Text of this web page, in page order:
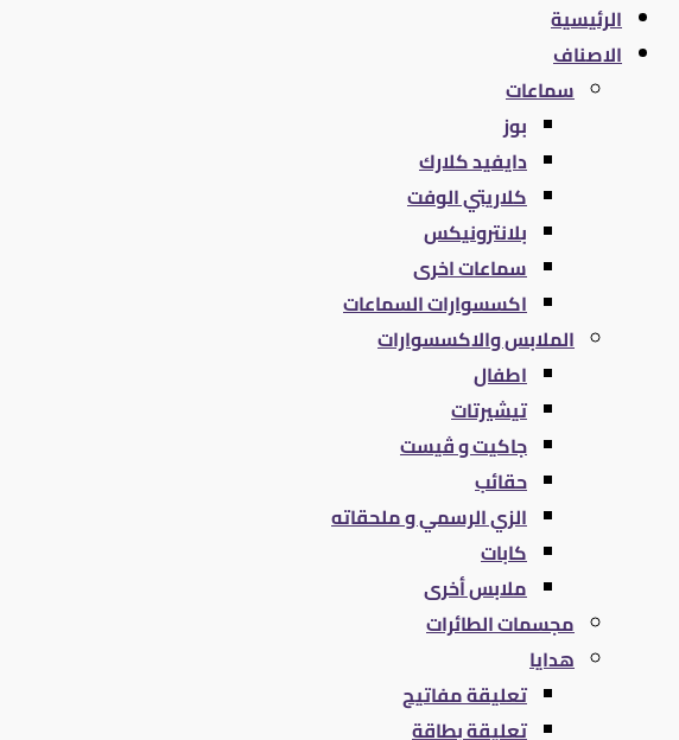
الرئيسية
الاصناف
سماعات
بوز
دايفيد كلارك
كلاريتي الوفت
بلانترونيكس
سماعات اخرى
اكسسوارات السماعات
الملابس والاكسسوارات
اطفال
تيشيرتات
جاكيت و ڤيست
حقائب
الزي الرسمي و ملحقاته
كابات
ملابس أخرى
مجسمات الطائرات
هدايا
تعليقة مفاتيح
تعليقة بطاقة